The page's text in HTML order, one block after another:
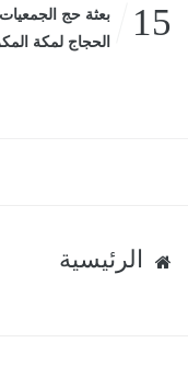
15
بعثة حج
الحجاج لمكة
الرئيسية